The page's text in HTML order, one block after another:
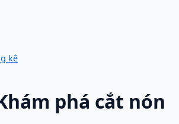
kê
phá cắt nón